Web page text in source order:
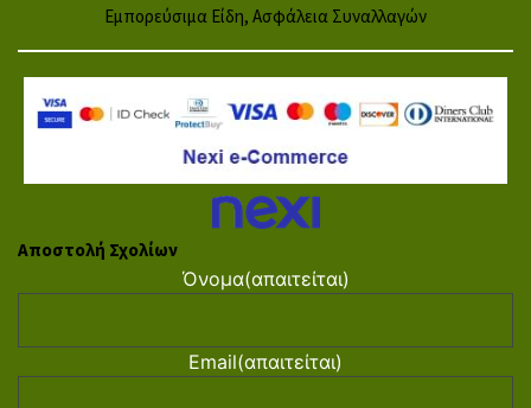
Εμπορεύσιμα Είδη, Ασφάλεια Συναλλαγών
Αποστολή Σχολίων
Όνομα(απαιτείται)
Email(απαιτείται)